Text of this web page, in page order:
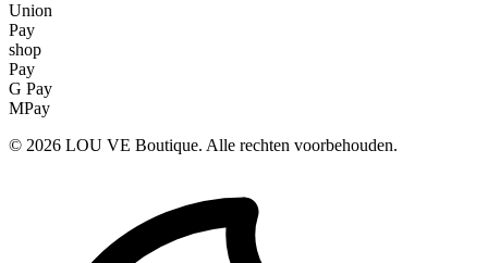
Union
Pay
shop
Pay
G Pay
MPay
© 2026 LOU VE Boutique. Alle rechten voorbehouden.